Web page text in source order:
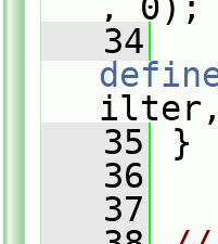
   34
ilter,
   35
}
   36
   37